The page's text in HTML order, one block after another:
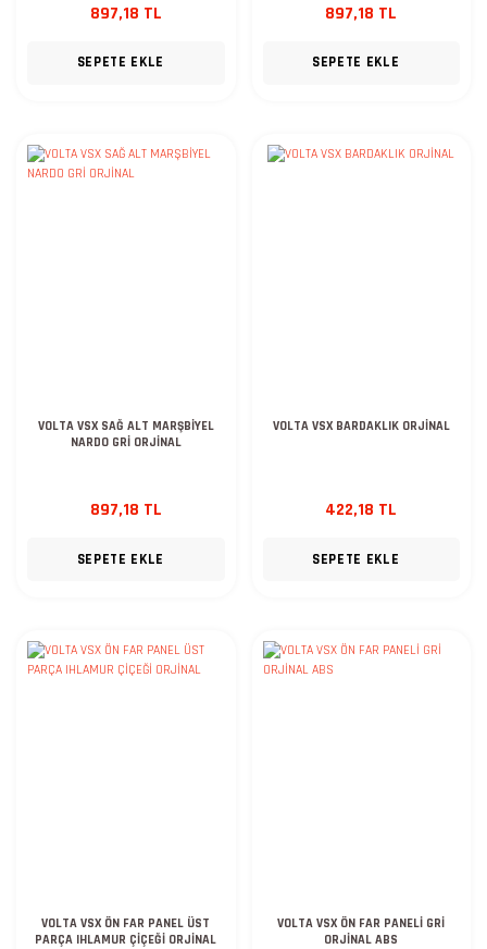
897,18 TL
SEPETE EKLE
897,18 TL
SEPETE EKLE
VOLTA VSX SAĞ ALT MARŞBİYEL
NARDO GRİ ORJİNAL
897,18 TL
SEPETE EKLE
VOLTA VSX BARDAKLIK ORJİNAL
422,18 TL
SEPETE EKLE
VOLTA VSX ÖN FAR PANEL ÜST
PARÇA IHLAMUR ÇİÇEĞİ ORJİNAL
VOLTA VSX ÖN FAR PANELİ GRİ
ORJİNAL ABS